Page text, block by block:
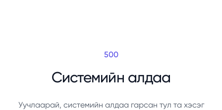
500
Системийн алдаа
Уучлаарай, системийн алдаа гарсан тул та хэсэг